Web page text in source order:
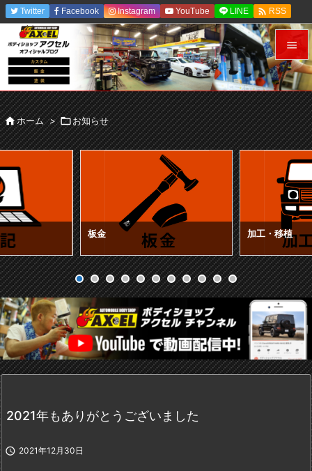


メニュ

サイド

前へ

次へ

検索
Twitter Facebook Instagram YouTube LINE  RSS
Feedly
ホーム > お知らせ
板金 加工・移植
2021年もありがとうございました
 2021年12月30日